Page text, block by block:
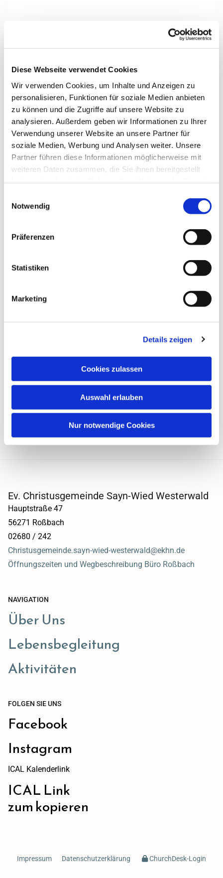
Diese Webseite verwendet Cookies
Wir verwenden Cookies, um Inhalte und Anzeigen zu
personalisieren, Funktionen für soziale Medien anbieten
zu können und die Zugriffe auf unsere Website zu
analysieren. Außerdem geben wir Informationen zu Ihrer
Verwendung unserer Website an unsere Partner für
soziale Medien, Werbung und Analysen weiter. Unsere
Partner führen diese Informationen möglicherweise mit
weiteren Daten zusammen, die Sie ihnen bereitgestellt
Notwendig
Präferenzen
Statistiken
Marketing
Details zeigen
Cookies zulassen
Auswahl erlauben
Nur notwendige Cookies
Dies könnte Sie auch
Ev. Christusgemeinde Sayn-Wied Westerwald
Hauptstraße 47
56271 Roßbach
02680 / 242
Christusgemeinde.sayn-wied-westerwald@ekhn.de
Öffnungszeiten und Wegbeschreibung Büro Roßbach
NAVIGATION
Über Uns
Lebensbegleitung
Aktivitäten
FOLGEN SIE UNS
Facebook
Instagram
ICAL Kalenderlink
ICAL Link
zum kopieren
Impressum Datenschutzerklärung ChurchDesk-Login